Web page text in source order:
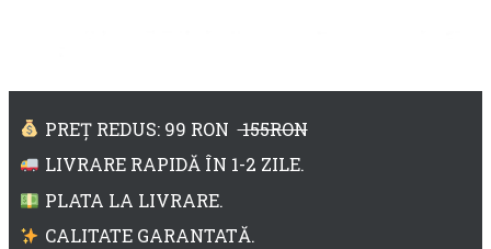
PREȚ REDUS: 99 RON155RON
LIVRARE RAPIDĂ ÎN 1-2 ZILE.
PLATA LA LIVRARE.
CALITATE GARANTATĂ.